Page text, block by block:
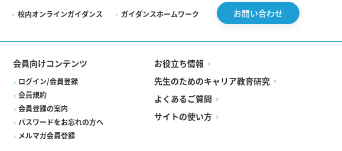
校内オンラインガイダンス ガイダンスホームワーク お問い合わせ
会員向けコンテンツ
ログイン/会員登録
会員規約
会員登録の案内
パスワードをお忘れの方へ
メルマガ会員登録
お役立ち情報
先生のためのキャリア教育研究
よくあるご質問
サイトの使い方